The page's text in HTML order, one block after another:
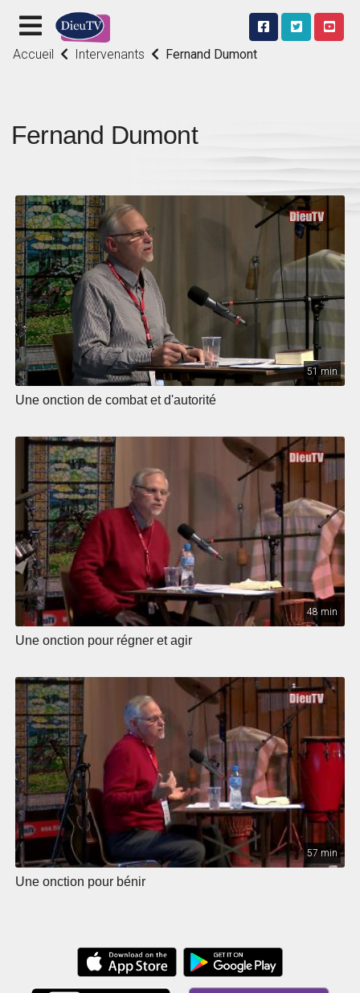
Accueil Intervenants Fernand Dumont
Fernand Dumont
51 min
Une onction de combat et d'autorité
48 min
Une onction pour régner et agir
57 min
Une onction pour bénir